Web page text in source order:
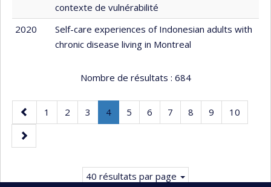
contexte de vulnérabilité
2020
Self-care experiences of Indonesian adults with
chronic disease living in Montreal
Nombre de résultats : 684
Page
précédente
Page
1 Page
2 Page
3 Page
4.
Page
Page
5 Page
6 Page
7 Page
8 Page
9 Page
10
Page
suivante
40 résultats par page